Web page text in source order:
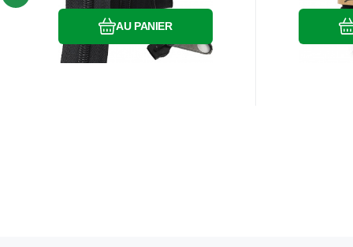
AU PANIER